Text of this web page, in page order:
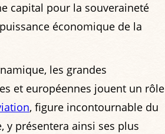
capital pour la souveraineté
économique de la
les grandes
et européennes jouent un rôle
, figure incontournable du
y présentera ainsi ses plus